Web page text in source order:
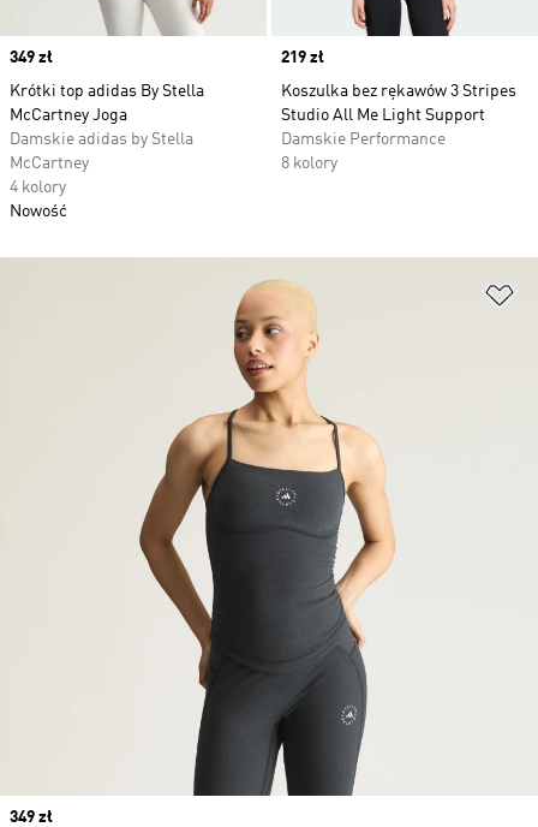
Price
349 zł
Krótki top adidas By Stella
McCartney Joga
Damskie adidas by Stella
McCartney
4 kolory
Nowość
Price
219 zł
Koszulka bez rękawów 3 Stripes
Studio All Me Light Support
Damskie Performance
8 kolory
Price
349 zł